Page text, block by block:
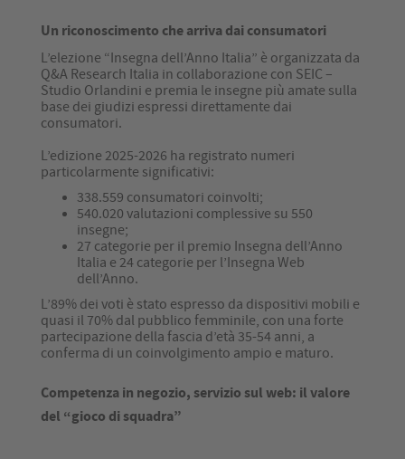
Un riconoscimento che arriva dai consumatori
L’elezione “Insegna dell’Anno Italia” è organizzata da
Q&A Research Italia in collaborazione con SEIC –
Studio Orlandini e premia le insegne più amate sulla
base dei giudizi espressi direttamente dai
consumatori.
L’edizione 2025-2026 ha registrato numeri
particolarmente significativi:
338.559 consumatori coinvolti;
540.020 valutazioni complessive su 550
insegne;
27 categorie per il premio Insegna dell’Anno
Italia e 24 categorie per l’Insegna Web
dell’Anno.
L’89% dei voti è stato espresso da dispositivi mobili e
quasi il 70% dal pubblico femminile, con una forte
partecipazione della fascia d’età 35-54 anni, a
conferma di un coinvolgimento ampio e maturo.
Competenza in negozio, servizio sul web: il valore
del “gioco di squadra”